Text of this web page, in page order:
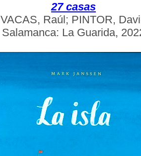
27 casas
VACAS, Raúl; PINTOR,
Salamanca: La Guarida,